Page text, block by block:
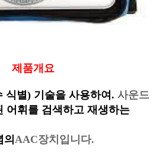
제품개요
식별) 기술을 사용하여. 사운드
어휘를 검색하고 재생하는
의 AAC장치입니다.